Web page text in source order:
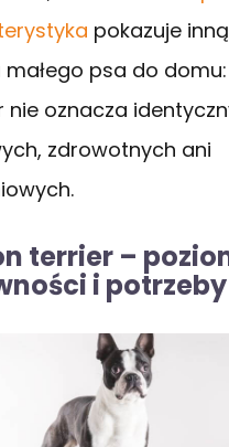
pokazuje
psa do domu:
nie oznacza
zdrowotnych ani
terrier –
i